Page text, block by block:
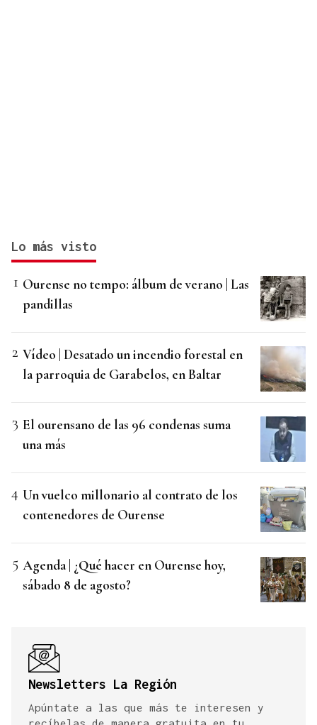
Lo más visto
Ourense no tempo: álbum de verano | Las
pandillas
Vídeo | Desatado un incendio forestal en
la parroquia de Garabelos, en Baltar
El ourensano de las 96 condenas suma
una más
Un vuelco millonario al contrato de los
contenedores de Ourense
Agenda | ¿Qué hacer en Ourense hoy,
sábado 8 de agosto?
Newsletters La Región
Apúntate a las que más te interesen y